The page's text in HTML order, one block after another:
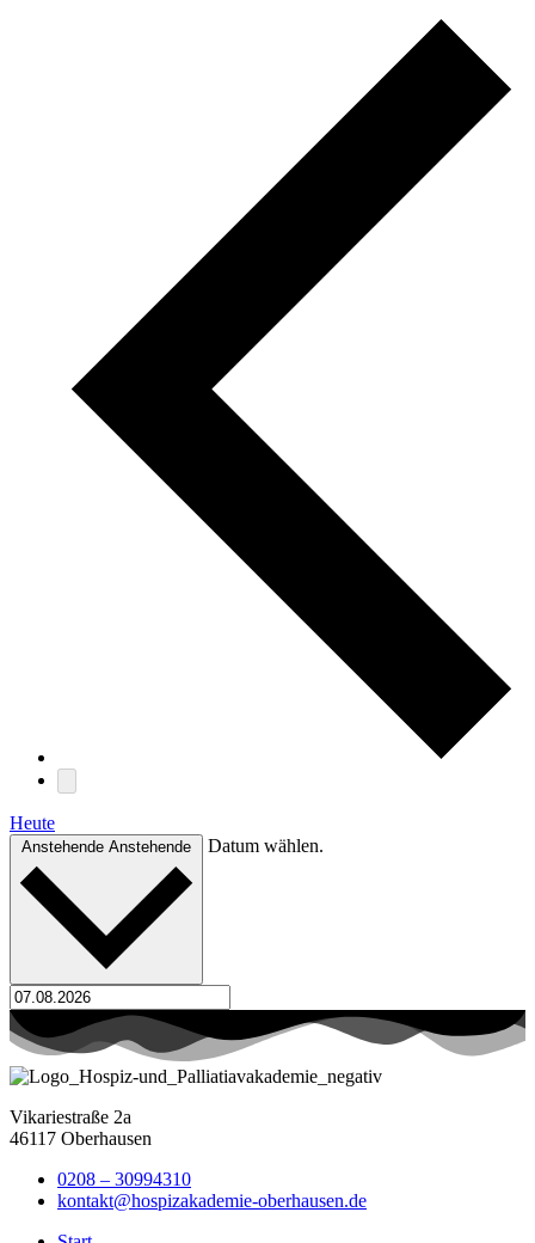
Heute
Anstehende Anstehende Datum wählen.
Vikariestraße 2a
46117 Oberhausen
0208 – 30994310
kontakt@hospizakademie-oberhausen.de